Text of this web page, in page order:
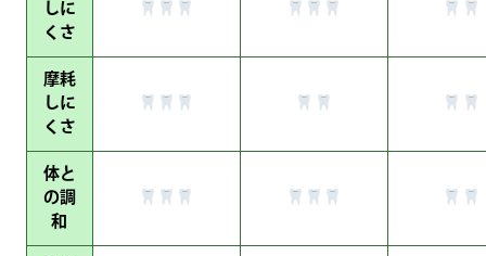
しに
くさ
摩耗
しに
くさ
体と
の調
和